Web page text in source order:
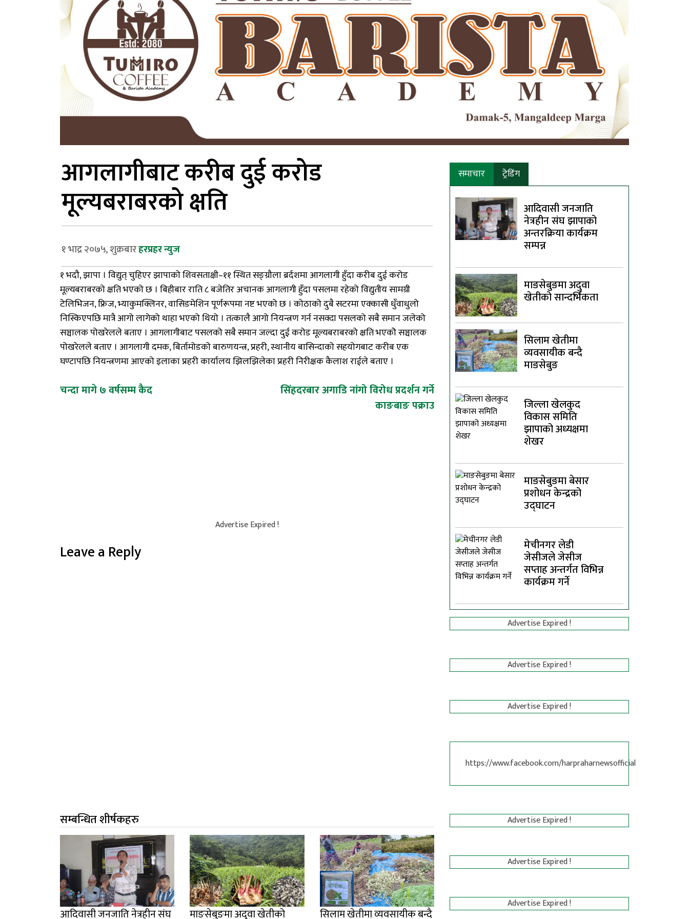
आगलागीबाट करीब दुई करोड
मूल्यबराबरको क्षति
१ भाद्र २०७५, शुक्रबारहरप्रहर न्युज
१ भदौ, झापा । विद्युत् चुहिएर झापाको शिवसताक्षी–११ स्थित सङ्ग्रौला ब्रर्दशमा आगलागी हुँदा करीब दुई करोड
मूल्यबराबरको क्षति भएको छ । बिहीबार राति ८ बजेतिर अचानक आगलागी हुँदा पसलमा रहेको विद्युतीय सामग्री
टेलिभिजन, फ्रिज, भ्याकुमक्लिनर, वासिङमेशिन पूर्णरूपमा नष्ट भएको छ । कोठाको दुबै सटरमा एक्कासी धुँवाधुलो
निस्किएपछि मात्रै आगो लागेको थाहा भएको थियो । तत्कालै आगो नियन्त्रण गर्न नसक्दा पसलको सबै समान जलेको
सञ्चालक पोखरेलले बताए । आगलागीबाट पसलको सबै समान जल्दा दुई करोड मूल्यबराबरको क्षति भएकोे सञ्चालक
पोखरेलले बताए । आगलागी दमक, बिर्तामोडको बारुणयन्त्र, प्रहरी, स्थानीय बासिन्दाको सहयोगबाट करीब एक
घण्टापछि नियन्त्रणमा आएको इलाका प्रहरी कार्यालय झिलझिलेका प्रहरी निरीक्षक कैलाश राईले बताए ।
Post
चन्दा मागे ७ वर्षसम्म कैद
सिंहदरबार अगाडि नांगो विरोध प्रदर्शन गर्ने
काङबाङ पक्राउ
Advertise Expired !
Leave a Reply
सम्बन्धित शीर्षकहरु
आदिवासी जनजाति नेत्रहीन संघ माङसेबुङमा अदुवा खेतीको सिलाम खेतीमा व्यवसायीक बन्दै
समाचार ट्रेडिंग
आदिवासी जनजाति
नेत्रहीन संघ झापाको
अन्तरक्रिया कार्यक्रम
सम्पन्न
माङसेबुङमा अदुवा
खेतीको सान्दर्भिकता
सिलाम खेतीमा
व्यवसायीक बन्दै
माङसेबुङ
जिल्ला खेलकुद
विकास समिति
झापाको अध्यक्षमा
शेखर
माङसेबुङमा बेसार
प्रशोधन केन्द्रको
उद्घाटन
मेचीनगर लेडी
जेसीजले जेसीज
सप्ताह अन्तर्गत विभिन्न
कार्यक्रम गर्ने
Advertise Expired !
Advertise Expired !
Advertise Expired !
https://www.facebook.com/harpraharnewsofficial
Advertise Expired !
Advertise Expired !
Advertise Expired !